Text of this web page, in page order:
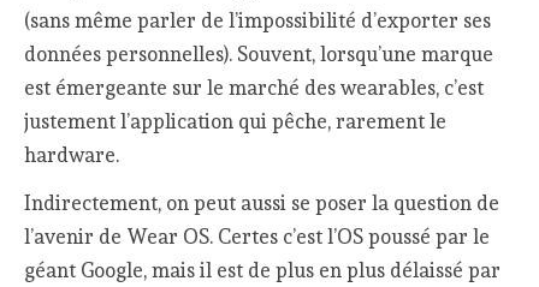
(sans même parler de l’impossibilité d’exporter ses
données personnelles). Souvent, lorsqu’une marque
est émergeante sur le marché des wearables, c’est
justement l’application qui pêche, rarement le
hardware.
Indirectement, on peut aussi se poser la question de
l’avenir de Wear OS. Certes c’est l’OS poussé par le
géant Google, mais il est de plus en plus délaissé par